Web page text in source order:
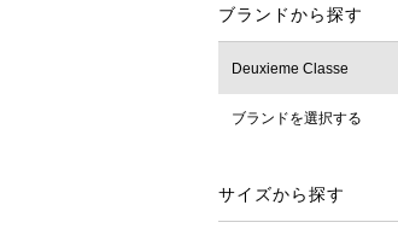
ブランドから探す
Deuxieme Classe
ブランドを選択する
サイズから探す